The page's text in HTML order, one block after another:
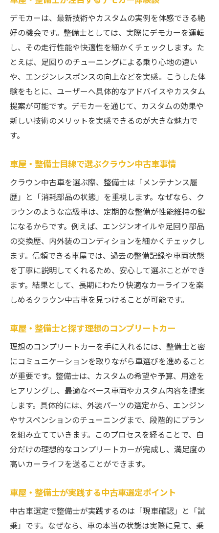
デモカーは、最新技術やカスタムの実例を体感できる絶
好の機会です。整備士としては、実際にデモカーを運転
し、その走行性能や快適性を細かくチェックします。た
とえば、足回りのチューニングによる乗り心地の違い
や、エンジンレスポンスの向上などを実感。こうした体
験をもとに、ユーザーへ具体的なアドバイスやカスタム
提案が可能です。デモカーを通じて、カスタムの効果や
新しい技術のメリットを実感できるのが大きな魅力で
す。
車屋・整備士目線で選ぶクラウン中古車事情
クラウン中古車を選ぶ際、整備士は「メンテナンス履
歴」と「消耗部品の状態」を重視します。なぜなら、ク
ラウンのような高級車は、定期的な整備が性能維持の鍵
になるからです。例えば、エンジンオイルや足回り部品
の交換歴、内外装のコンディションを細かくチェックし
ます。信頼できる車屋では、過去の整備記録や車両状態
を丁寧に説明してくれるため、安心して選ぶことができ
ます。結果として、長期にわたり快適なカーライフを楽
しめるクラウン中古車を見つけることが可能です。
車屋・整備士と探す理想のコンプリートカー
理想のコンプリートカーを手に入れるには、整備士と密
にコミュニケーションを取りながら車選びを進めること
が重要です。整備士は、カスタムの希望や予算、用途を
ヒアリングし、最適なベース車両やカスタム内容を提案
します。具体的には、外装パーツの選定から、エンジン
やサスペンションのチューニングまで、段階的にプラン
を組み立てていきます。このプロセスを経ることで、自
分だけの理想的なコンプリートカーが完成し、満足度の
高いカーライフを送ることができます。
車屋・整備士が実践する中古車選定ポイント
中古車選定で整備士が実践するのは「現車確認」と「試
乗」です。なぜなら、車の本当の状態は実際に見て、乗